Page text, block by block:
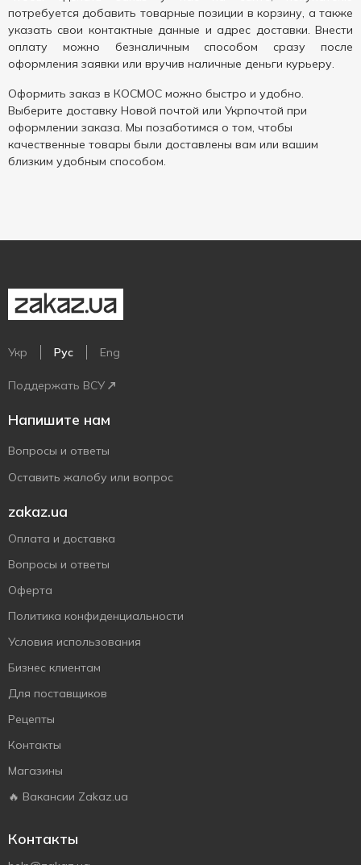
потребуется добавить товарные позиции в корзину, а также
указать свои контактные данные и адрес доставки. Внести
оплату можно безналичным способом сразу после
оформления заявки или вручив наличные деньги курьеру.
Оформить заказ в КОСМОС можно быстро и удобно.
Выберите доставку Новой почтой или Укрпочтой при
оформлении заказа. Мы позаботимся о том, чтобы
качественные товары были доставлены вам или вашим
близким удобным способом.
Укр Рус Eng
Поддержать ВСУ
Напишите нам
Вопросы и ответы
Оставить жалобу или вопрос
zakaz.ua
Оплата и доставка
Вопросы и ответы
Оферта
Политика конфиденциальности
Условия использования
Бизнес клиентам
Для поставщиков
Рецепты
Контакты
Магазины
🔥 Вакансии Zakaz.ua
Контакты